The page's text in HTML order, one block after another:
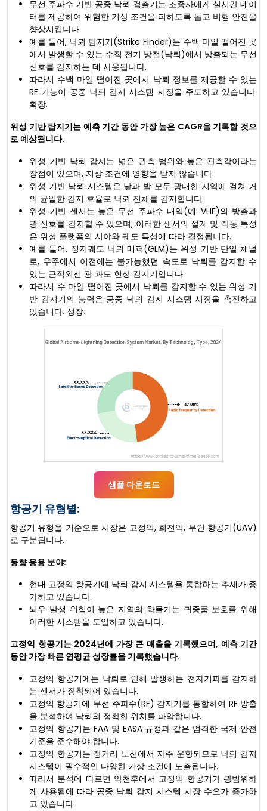
무선 주파수 기반 공중 낙뢰 검출기는 조종사에게 실시간 데이
터를 제공하여 위험한 기상 조건을 피하도록 돕고 비행 안전을
향상시킵니다.
예를 들어, 낙뢰 탐지기(Strike Finder)는 수백 마일 떨어진 곳
에서 발생할 수 있는 수직 전기 방전(낙뢰)에서 방출되는 무선
신호를 감지하는 데 사용됩니다.
따라서 수백 마일 떨어진 곳에서 낙뢰 정보를 제공할 수 있는
RF 기능이 공중 낙뢰 감지 시스템 시장을 주도하고 있습니다.
확장.
위성 기반 탐지기는 예측 기간 동안 가장 높은 CAGR을 기록할 것으
로 예상됩니다.
위성 기반 낙뢰 감지는 넓은 관측 범위와 높은 관측각이라는
장점이 있으며, 지상 조건에 영향을 받지 않습니다.
위성 기반 낙뢰 시스템은 낮과 밤 모두 광대한 지역에 걸쳐 거
의 균일한 감지 효율로 낙뢰 전체를 감지합니다.
위성 기반 센서는 높은 무선 주파수 대역(예: VHF)의 방출과
광 신호를 감지할 수 있으며, 이러한 센서의 설계 및 작동 특성
은 위성 플랫폼의 시야와 궤도 특성에 따라 결정됩니다.
예를 들어, 정지궤도 낙뢰 매퍼(GLM)는 위성 기반 단일 채널
로, 우주에서 이전에는 불가능했던 속도로 낙뢰를 감지할 수
있는 근적외선 광 과도 현상 감지기입니다.
따라서 수 마일 떨어진 곳에서 낙뢰를 감지할 수 있는 위성 기
반 감지기의 능력은 공중 낙뢰 감지 시스템 시장을 촉진하고
있습니다. 성장.
샘플 다운로드
항공기 유형별:
항공기 유형을 기준으로 시장은 고정익, 회전익, 무인 항공기(UAV)
로 구분됩니다.
동향 응용 분야:
현대 고정익 항공기에 낙뢰 감지 시스템을 통합하는 추세가 증
가하고 있습니다.
뇌우 발생 위험이 높은 지역의 화물기는 귀중품 보호를 위해
이러한 시스템을 도입하고 있습니다.
고정익 항공기는 2024년에 가장 큰 매출을 기록했으며, 예측 기간
동안 가장 빠른 연평균 성장률을 기록했습니다.
고정익 항공기에는 낙뢰로 인해 발생하는 전자기파를 감지하
는 센서가 장착되어 있습니다.
고정익 항공기에 무선 주파수(RF) 감지기를 통합하여 RF 방출
을 분석하여 낙뢰의 정확한 위치를 파악합니다.
고정익 항공기는 FAA 및 EASA 규정과 같은 엄격한 국제 안전
기준을 준수해야 합니다.
고정익 항공기는 장거리 노선에서 자주 운항되므로 낙뢰 감지
시스템이 필수적인 다양한 기상 조건에 노출됩니다.
따라서 분석에 따르면 악천후에서 고정익 항공기가 광범위하
게 사용됨에 따라 공중 낙뢰 감지 시스템 시장 수요가 증가하
고 있습니다.